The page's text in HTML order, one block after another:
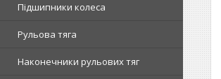
Підшипники колеса
Рульова тяга
Наконечники рульових тяг